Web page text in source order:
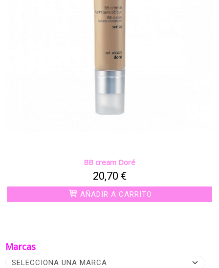
Marcas
BB cream Doré
20,70 €
AÑADIR A CARRITO